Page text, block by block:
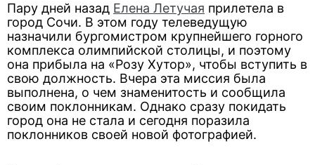
Пару дней назад Елена Летучая прилетела в
город Сочи. В этом году телеведущую
назначили бургомистром крупнейшего горного
комплекса олимпийской столицы, и поэтому
она прибыла на «Розу Хутор», чтобы вступить в
свою должность. Вчера эта миссия была
выполнена, о чем знаменитость и сообщила
своим поклонникам. Однако сразу покидать
город она не стала и сегодня поразила
поклонников своей новой фотографией.